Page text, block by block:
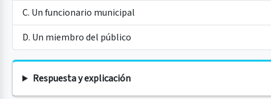
C. Un funcionario municipal
D. Un miembro del público
Respuesta y explicación